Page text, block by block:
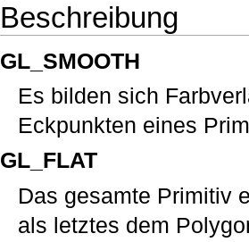
Beschreibung
GL_SMOOTH
Es bilden sich
Eckpunkten eines
GL_FLAT
Das gesamte Primitiv
als letztes dem